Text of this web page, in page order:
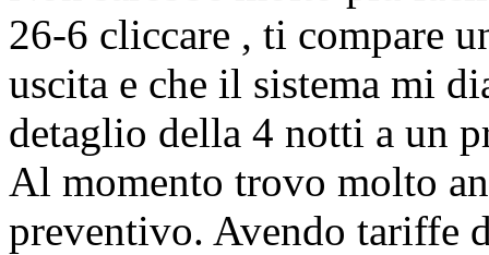
26-6 cliccare , ti compare
uscita e che il sistema mi
detaglio della 4 notti a un
Al momento trovo molto
preventivo. Avendo tariffe